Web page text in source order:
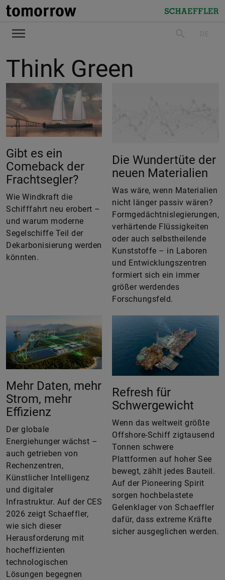
tomorrow
Schaeffler
suchenDE
Think Green
Gibt es ein
Comeback der
Frachtsegler?
Wie Windkraft die
Schifffahrt neu erobert –
und warum moderne
Segelschiffe Teil der
Dekarbonisierung werden
könnten.
Die Wundertüte der
neuen Materialien
Was wäre, wenn Materialien
nicht länger passiv wären?
Formgedächtnislegierungen,
verhärtende Flüssigkeiten
oder auch selbstheilende
Kunststoffe – in Laboren
und Entwicklungszentren
formiert sich ein immer
größer werdendes
Forschungsfeld.
Mehr Daten, mehr
Strom, mehr
Effizienz
Der globale
Energiehunger wächst –
auch getrieben von
Rechenzentren,
Künstlicher Intelligenz
und digitaler
Infrastruktur. Auf der CES
2026 zeigt Schaeffler,
wie sich dieser
Herausforderung mit
hocheffizienten
technologischen
Lösungen begegnen
Refresh für
Schwergewicht
Wenn das weltweit größte
Offshore-Schiff zigtausend
Tonnen schwere
Plattformen auf hoher See
bewegt, zählt jedes Bauteil.
Auf der Pioneering Spirit
sorgen hochbelastete
Gelenklager von Schaeffler
dafür, dass extreme Kräfte
sicher ausgeglichen werden.